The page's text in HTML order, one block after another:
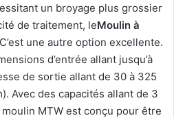
un broyage plus grossier
de traitement, leMoulin à
C’est une autre option excellente.
d’entrée allant jusqu’à
de sortie allant de 30 à 325
Avec des capacités allant de 3
MTW est conçu pour être